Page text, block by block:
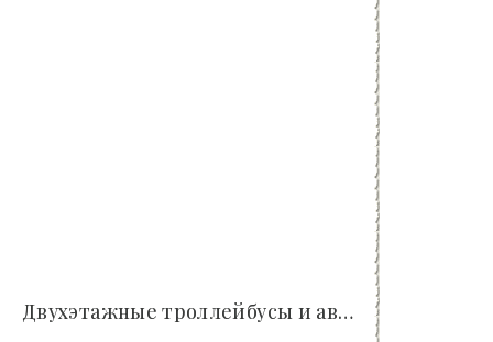
Двухэтажные троллейбусы и автобусы в СССР (15..